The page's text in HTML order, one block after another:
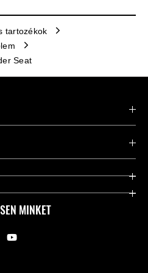
tartozékok
Seat
MINKET